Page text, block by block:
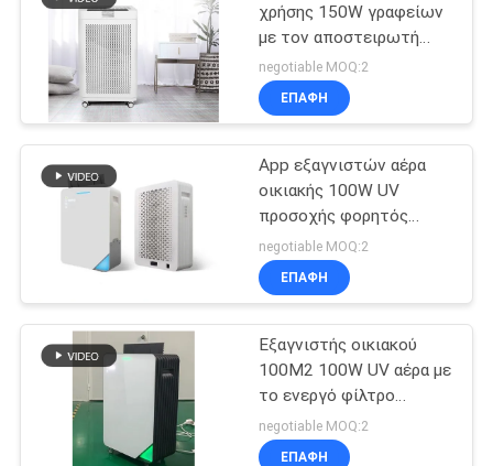
ΖΗΤΉΣΤΕ
ΈΝΑ
ΑΠΌΣΠΑΣΜΑ
SITEMAP
PRIVACY
Εξολκέας
εργαστηριακών
καπνών
Οδοντική μονάδα
αναρρόφησης
αερολύματος
6
χρήσης 150W γραφείων
με τον αποστειρωτή
πλάσματος
negotiable MOQ:2
ΕΠΑΦΉ
App εξαγνιστών αέρα
οικιακής 100W UV
προσοχής φορητός
μακρινός έλεγχος
negotiable MOQ:2
ΕΠΑΦΉ
Εξαγνιστής οικιακού
100M2 100W UV αέρα με
το ενεργό φίλτρο
άνθρακα
negotiable MOQ:2
ΕΠΑΦΉ